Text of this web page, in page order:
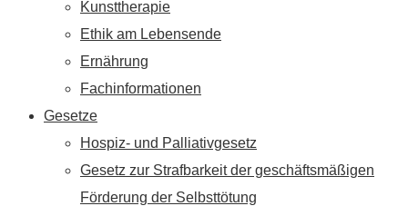
Kunsttherapie
Ethik am Lebensende
Ernährung
Fachinformationen
Gesetze
Hospiz- und Palliativgesetz
Gesetz zur Strafbarkeit der geschäftsmäßigen
Förderung der Selbsttötung